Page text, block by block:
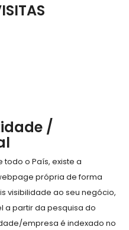
/
o País, existe a
própria de forma
visibilidade ao seu negócio,
a partir da pesquisa do
empresa é indexado no